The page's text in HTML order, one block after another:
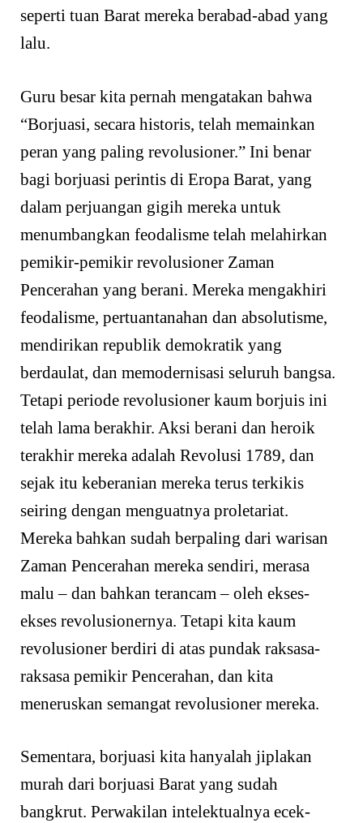
seperti tuan Barat mereka berabad-abad yang
lalu.
Guru besar kita pernah mengatakan bahwa
“Borjuasi, secara historis, telah memainkan
peran yang paling revolusioner.” Ini benar
bagi borjuasi perintis di Eropa Barat, yang
dalam perjuangan gigih mereka untuk
menumbangkan feodalisme telah melahirkan
pemikir-pemikir revolusioner Zaman
Pencerahan yang berani. Mereka mengakhiri
feodalisme, pertuantanahan dan absolutisme,
mendirikan republik demokratik yang
berdaulat, dan memodernisasi seluruh bangsa.
Tetapi periode revolusioner kaum borjuis ini
telah lama berakhir. Aksi berani dan heroik
terakhir mereka adalah Revolusi 1789, dan
sejak itu keberanian mereka terus terkikis
seiring dengan menguatnya proletariat.
Mereka bahkan sudah berpaling dari warisan
Zaman Pencerahan mereka sendiri, merasa
malu – dan bahkan terancam – oleh ekses-
ekses revolusionernya. Tetapi kita kaum
revolusioner berdiri di atas pundak raksasa-
raksasa pemikir Pencerahan, dan kita
meneruskan semangat revolusioner mereka.
Sementara, borjuasi kita hanyalah jiplakan
murah dari borjuasi Barat yang sudah
bangkrut. Perwakilan intelektualnya ecek-